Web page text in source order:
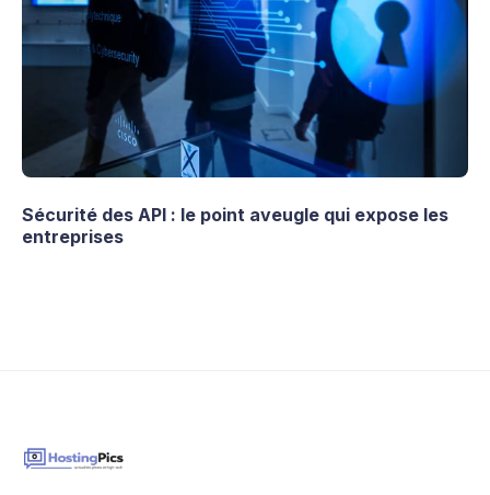
Sécurité des API : le point aveugle qui expose les
entreprises